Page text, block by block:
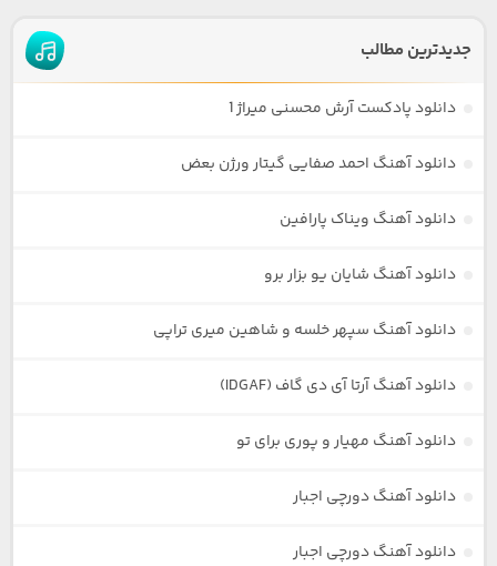
جدیدترین مطالب
دانلود پادکست آرش محسنی میراژ 1
دانلود آهنگ احمد صفایی گیتار ورژن بعض
دانلود آهنگ ویناک پارافین
دانلود آهنگ شایان یو بزار برو
دانلود آهنگ سپهر خلسه و شاهین میری تراپی
دانلود آهنگ آرتا آی دی گاف (IDGAF)
دانلود آهنگ مهیار و پوری برای تو
دانلود آهنگ دورچی اجبار
دانلود آهنگ دورچی اجبار